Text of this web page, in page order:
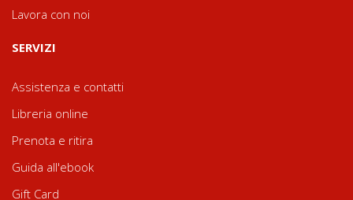
Lavora con noi
SERVIZI
Assistenza e contatti
Libreria online
Prenota e ritira
Guida all'ebook
Gift Card